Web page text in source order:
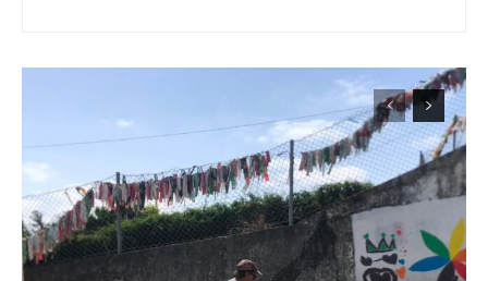
Planos de Assinatura
Faça-se assinante do Região de Cister e ajude-nos a manter este serviço